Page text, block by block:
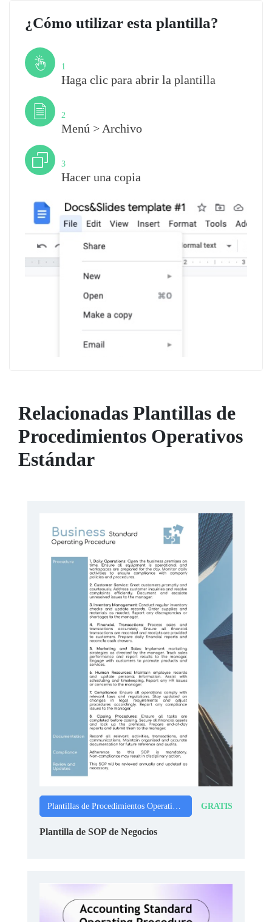
¿Cómo utilizar esta plantilla?
1
Haga clic para abrir la plantilla
2
Menú > Archivo
3
Hacer una copia
Relacionadas Plantillas de
Procedimientos Operativos
Estándar
Plantillas de Procedimientos Operativos Estándar GRATIS
Plantilla de SOP de Negocios